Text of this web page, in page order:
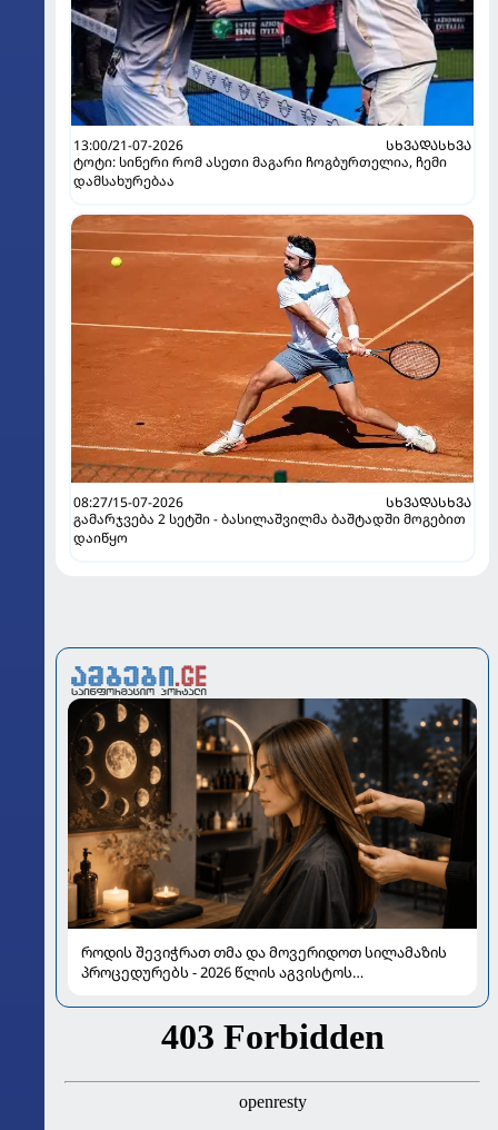
13:00/21-07-2026
ᲡᲮᲕᲐᲓᲐᲡᲮᲕᲐ
ტოტი: სინერი რომ ასეთი მაგარი ჩოგბურთელია, ჩემი
დამსახურებაა
08:27/15-07-2026
ᲡᲮᲕᲐᲓᲐᲡᲮᲕᲐ
გამარჯვება 2 სეტში - ბასილაშვილმა ბაშტადში მოგებით
დაიწყო
როდის შევიჭრათ თმა და მოვერიდოთ სილამაზის
პროცედურებს - 2026 წლის აგვისტოს